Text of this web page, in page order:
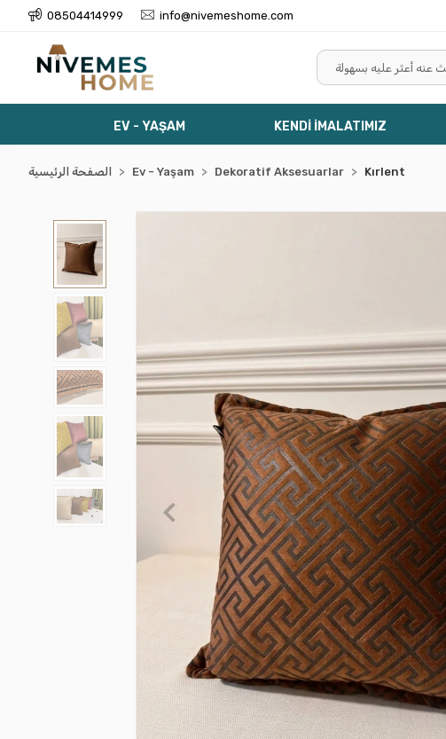
08504414999 info@nivemeshome.com
EV - YAŞAM KENDİ İMALATIMIZ
الصفحة الرئيسية Ev - Yaşam Dekoratif Aksesuarlar Kırlent